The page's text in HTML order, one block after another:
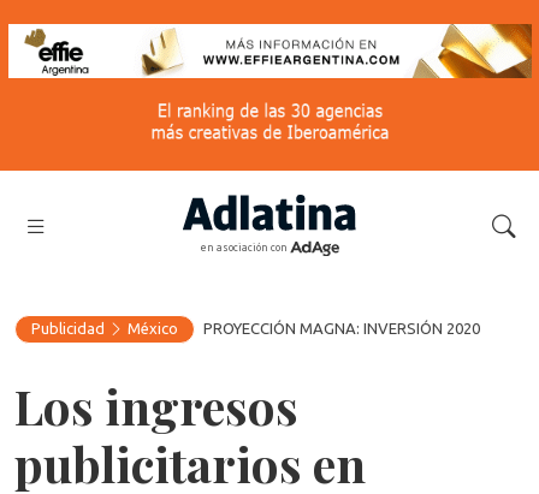
en asociación con
Publicidad México PROYECCIÓN MAGNA: INVERSIÓN 2020
Los ingresos
publicitarios en